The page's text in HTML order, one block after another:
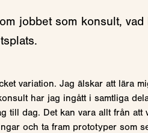
jobbet som konsult,
variation. Jag älskar att lära
har jag ingått i samtliga
till dag. Det kan vara allt från
och ta fram prototyper som